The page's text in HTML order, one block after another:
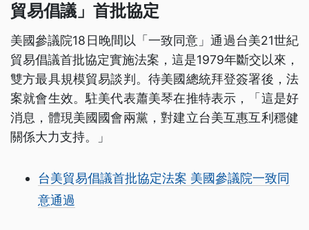
貿易倡議」首批協定
美國參議院18日晚間以「一致同意」通過台美21世紀
貿易倡議首批協定實施法案，這是1979年斷交以來，
雙方最具規模貿易談判。待美國總統拜登簽署後，法
案就會生效。駐美代表蕭美琴在推特表示，「這是好
消息，體現美國國會兩黨，對建立台美互惠互利穩健
關係大力支持。」
台美貿易倡議首批協定法案 美國參議院一致同
意通過